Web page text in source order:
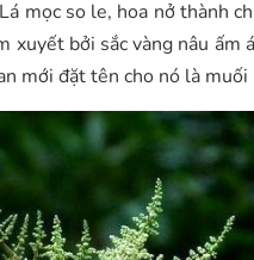
mọc so le, hoa nở thành
bởi sắc vàng nâu
mới đặt tên cho nó là muối